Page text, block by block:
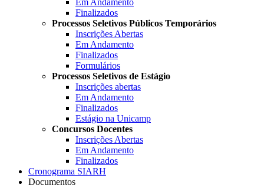
Finalizados
Processos Seletivos Públicos Temporários
Inscrições Abertas
Em Andamento
Finalizados
Formulários
Processos Seletivos de Estágio
Inscrições abertas
Em Andamento
Finalizados
Estágio na Unicamp
Concursos Docentes
Inscrições Abertas
Em Andamento
Finalizados
Cronograma SIARH
Documentos